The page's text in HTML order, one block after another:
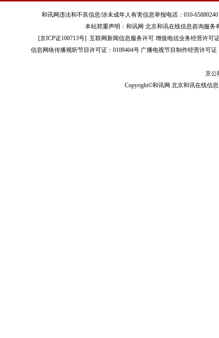
和讯网违法和不良信息/涉未成年人有害信息举报电话：010-
本站郑重声明：和讯网 北京和讯在线信息咨询服
[京ICP证100713号]互联网新闻信息服务许可 增值电信业务经营许可
信息网络传播视听节目许可证：0109404号 广播电视节目制作经营许可证
京公
Copyright©和讯网 北京和讯在线信